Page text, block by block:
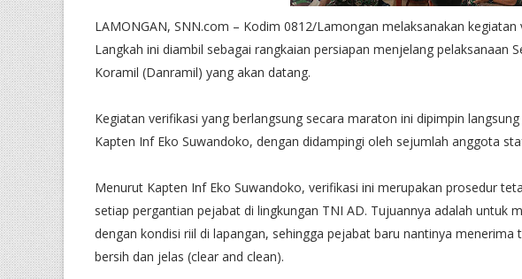
LAMONGAN, SNN.com – Kodim 0812/Lamongan melaksanakan
Langkah ini diambil sebagai rangkaian persiapan menjelang pelaksanaan
Koramil (Danramil) yang akan datang.
​Kegiatan verifikasi yang berlangsung secara maraton ini dipimpin
Kapten Inf Eko Suwandoko, dengan didampingi oleh sejumlah anggota
​Menurut Kapten Inf Eko Suwandoko, verifikasi ini merupakan prosedur
setiap pergantian pejabat di lingkungan TNI AD. Tujuannya adalah untuk
dengan kondisi riil di lapangan, sehingga pejabat baru nantinya
bersih dan jelas (clear and clean).